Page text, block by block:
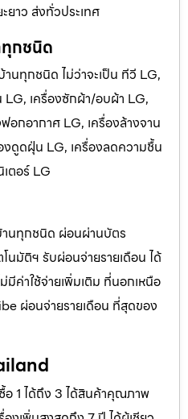
ยาว ส่งทั่วประเทศ
ทุกชนิด
านทุกชนิด ไม่ว่าจะเป็น ทีวี LG,
เครื่องซักผ้า/อบผ้า LG,
อกอากาศ LG, เครื่องล้างจาน
งดูดฝุ่น LG, เครื่องลดความชื้น
ตอร์ LG
านทุกชนิด ผ่อนผ่านบัตร
มัติฯ รับผ่อนจ่ายรายเดือน ได้
ค่าใช้จ่ายเพิ่มเติม ที่นอกเหนือ
ผ่อนจ่ายรายเดือน ที่สุดของ
อ 1 ได้ถึง 3 ได้สินค้าคุณภาพ